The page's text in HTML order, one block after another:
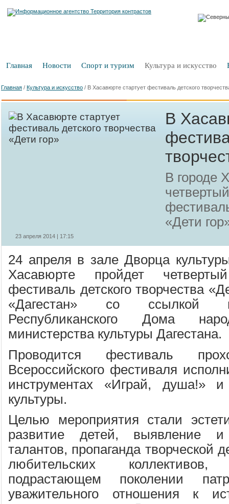
Главная Новости Спорт и туризм Культура и искусство
Главная / Культура и искусство / В Хасавюрте стартует фестиваль детского
В
В городе
«Дети
23 апреля 2014 | 17:15
24 апреля в зале Дворца
Хасавюрте пройдет
фестиваль детского творчества
«Дагестан» со ссылкой
Республиканского Дома
министерства культуры Дагестана.
Проводится фестиваль
Всероссийского фестиваля
инструментах «Играй, душа!»
культуры.
Целью мероприятия стали
развитие детей, выявление
талантов, пропаганда творческой
любительских
подрастающем поколении
уважительного отношения к